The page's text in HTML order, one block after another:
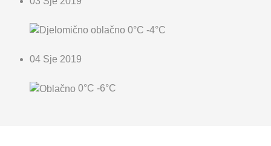
0°C -4°C
04 Sje 2019
0°C -6°C